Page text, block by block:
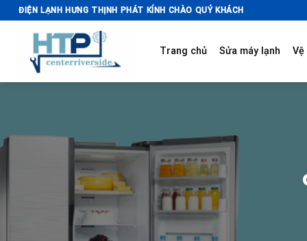
Skip
to
ĐIỆN LẠNH HƯNG THỊNH PHÁT KÍNH CHÀO QUÝ KHÁCH
Trang chủ Sửa máy lạnh Vệ